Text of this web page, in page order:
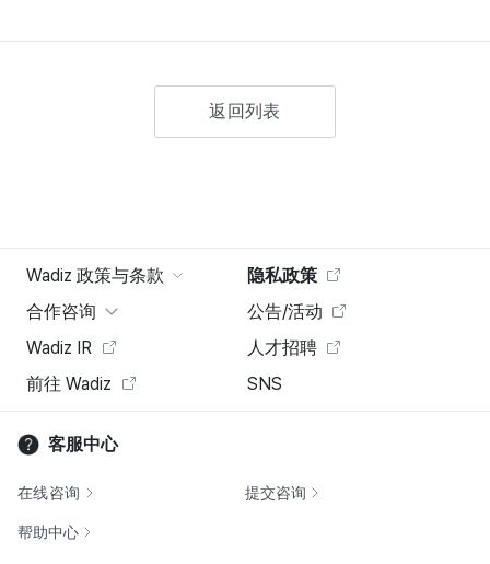
返回列表
Wadiz 政策与条款
隐私政策
合作咨询
公告/活动
Wadiz IR
人才招聘
前往 Wadiz
SNS
客服中心
在线咨询 提交咨询
帮助中心